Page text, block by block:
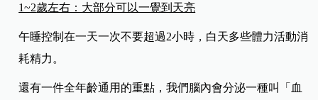
1~2歲左右：大部分可以一覺到天亮
午睡控制在一天一次不要超過2小時，白天多些體力活動消
耗精力。
還有一件全年齡通用的重點，我們腦內會分泌一種叫「血